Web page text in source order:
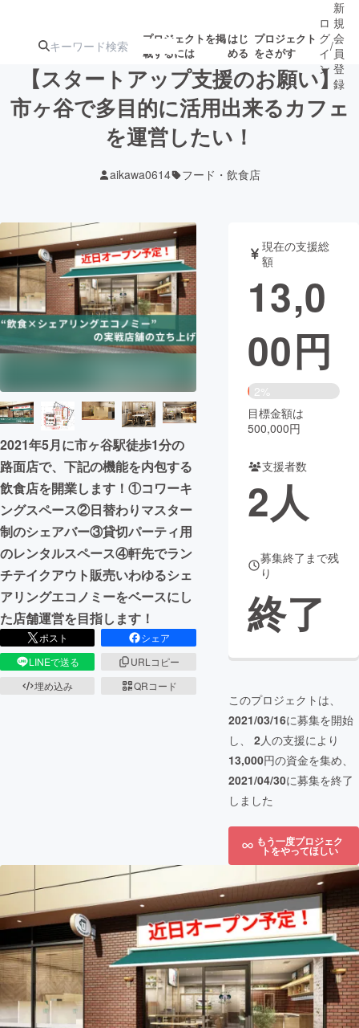
プロジェクトを掲
載するには
はじ
める
プロジェクト
をさがす
注目のリ 注目の新着プロ
ジェクト
募集終了が近いプ
テクノロジー・ガジェット
映像・映画 書籍・雑誌
ビジネス・起業 チャレンジ
まちづくり・地域活性化
CAMPFIRE for Social Good
CAMPFIRE Creation
CAMPFIREふるさと納税machi-ya コミュニティ
ロ
グ
イ
ン
/
新
規
会
員
登
録
【スタートアップ支援のお願い】
市ヶ谷で多目的に活用出来るカフェ
を運営したい！
aikawa0614 フード・飲食店
2021年5月に市ヶ谷駅徒歩1分の
路面店で、下記の機能を内包する
飲食店を開業します！①コワーキ
ングスペース②日替わりマスター
制のシェアバー③貸切パーティ用
のレンタルスペース④軒先でラン
チテイクアウト販売いわゆるシェ
アリングエコノミーをベースにし
た店舗運営を目指します！
ポスト
シェア
LINEで送る
URLコピー
埋め込み
QRコード
現在の支援総
額
13,0
00円
2%
目標金額は
500,000円
支援者数
2人
募集終了まで残
り
終了
このプロジェクトは、
2021/03/16に募集を開始
し、 2人の支援により
13,000円の資金を集め、
2021/04/30に募集を終了
しました
もう一度プロジェク
トをやってほしい